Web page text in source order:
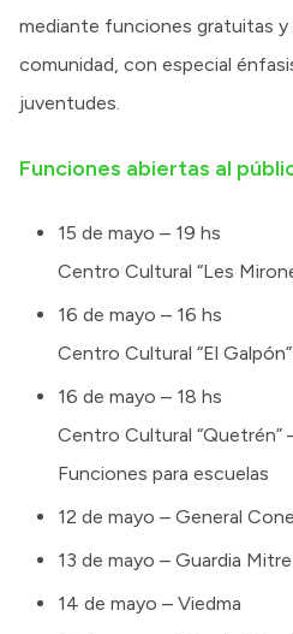
mediante funciones gratuitas y
comunidad, con especial
juventudes.
Funciones abiertas al
15 de mayo – 19 hs
Centro Cultural “Les
16 de mayo – 16 hs
Centro Cultural “El
16 de mayo – 18 hs
Centro Cultural “Quetrén”
Funciones para escuelas
12 de mayo – General
13 de mayo – Guardia Mitre
14 de mayo – Viedma